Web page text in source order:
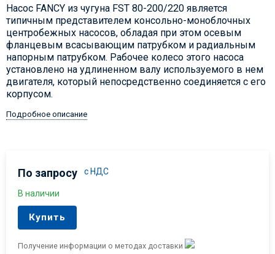
Насос FANCY из чугуна FST 80-200/220 является
типичным представителем консольно-моноблочных
центробежных насосов, обладая при этом осевым
фланцевым всасывающим патрубком и радиальным
напорным патрубком. Рабочее колесо этого насоса
установлено на удлиненном валу используемого в нем
двигателя, который непосредственно соединяется с его
корпусом.
Подробное описание
По запросу с НДС
В наличии
Купить
Получение информации о методах доставки